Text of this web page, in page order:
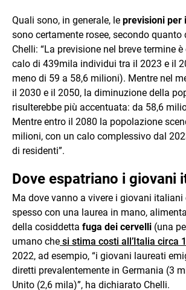
Quali sono, in generale, le previsioni per
sono certamente rosee, secondo quanto
Chelli: “La previsione nel breve termine
calo di 439mila individui tra il 2023 e il
meno di 59 a 58,6 milioni). Mentre nel
il 2030 e il 2050, la diminuzione della
risulterebbe più accentuata: da 58,6
Mentre entro il 2080 la popolazione
milioni, con un calo complessivo dal
di residenti”.
Dove espatriano i giovani
Ma dove vanno a vivere i giovani italiani
spesso con una laurea in mano,
della cosiddetta fuga dei cervelli (una
umano che si stima costi all’Italia circa
2022, ad esempio, “i giovani laureati
diretti prevalentemente in Germania (3
Unito (2,6 mila)”, ha dichiarato Chelli.